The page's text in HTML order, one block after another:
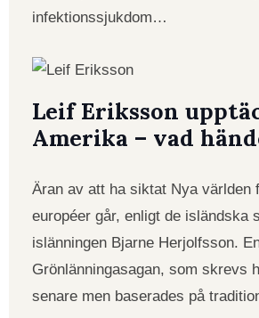
infektionssjukdom…
Leif Eriksson
Amerika – vad
Äran av att ha siktat Nya världen
européer går, enligt de isländska
islänningen Bjarne Herjolfsson.
Grönlänningasagan, som skrevs
senare men baserades på